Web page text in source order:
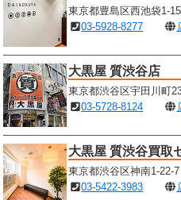
東京都豊島区西池袋1-
03-5928-8277
大黒屋 質渋谷店
東京都渋谷区宇田川町
03-5728-8124
大黒屋 質渋谷買取
東京都渋谷区神南1-22-
03-5422-3983